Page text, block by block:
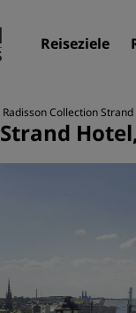
Reiseziele
Radisson Collection